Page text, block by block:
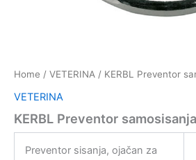
Home / VETERINA / KERBL Preventor
VETERINA
KERBL Preventor samosisanja
Preventor sisanja, ojačan za